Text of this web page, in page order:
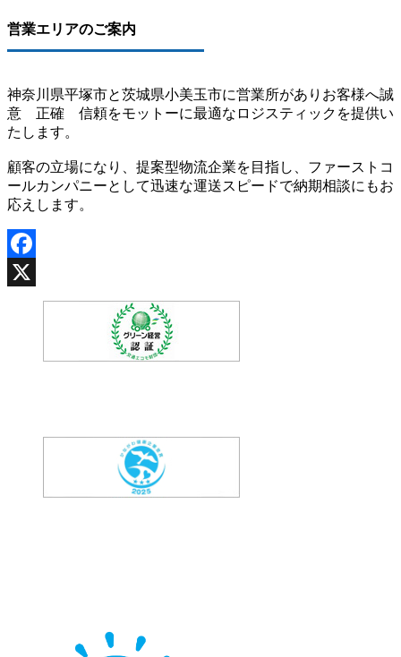
営業エリアのご案内
神奈川県平塚市と茨城県小美玉市に営業所がありお客様へ誠
意 正確 信頼をモットーに最適なロジスティックを提供い
たします。
顧客の立場になり、提案型物流企業を目指し、ファーストコ
ールカンパニーとして迅速な運送スピードで納期相談にもお
応えします。
Facebook